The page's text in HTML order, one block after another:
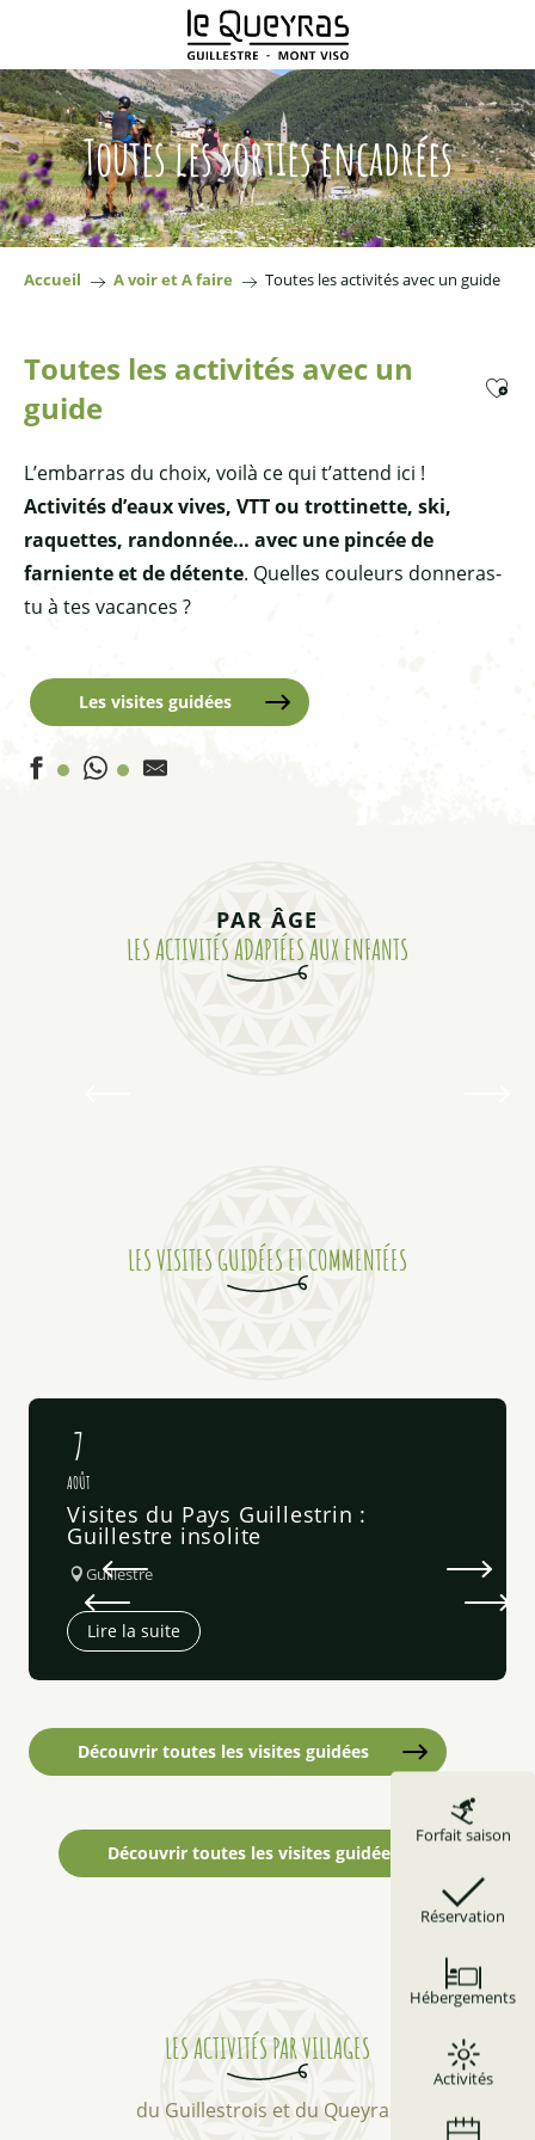
contenu
principal
Forfait saison
Réservation
Hébergements
Activités
Toutes les sorties encadrées
Accueil A voir et A faire Toutes les activités avec un guide
Toutes les activités avec un
guide
L’embarras du choix, voilà ce qui t’attend ici !
Activités d’eaux vives, VTT ou trottinette, ski,
raquettes, randonnée… avec une pincée de
farniente et de détente. Quelles couleurs donneras-
tu à tes vacances ?
Les visites guidées
Observons la faune queyrassine
Ma première via ferrata au frais !
Descente fauteuil tout terrain Handisport
PAR ÂGE
LES ACTIVITÉS ADAPTÉES AUX ENFANTS
LES VISITES GUIDÉES ET COMMENTÉES
7
AOÛT
Visites du Pays Guillestrin :
Guillestre insolite
Guillestre
Lire la suite
Découvrir toutes les visites guidées
Découvrir toutes les visites guidées
LES ACTIVITÉS PAR VILLAGES
du Guillestrois et du Queyras